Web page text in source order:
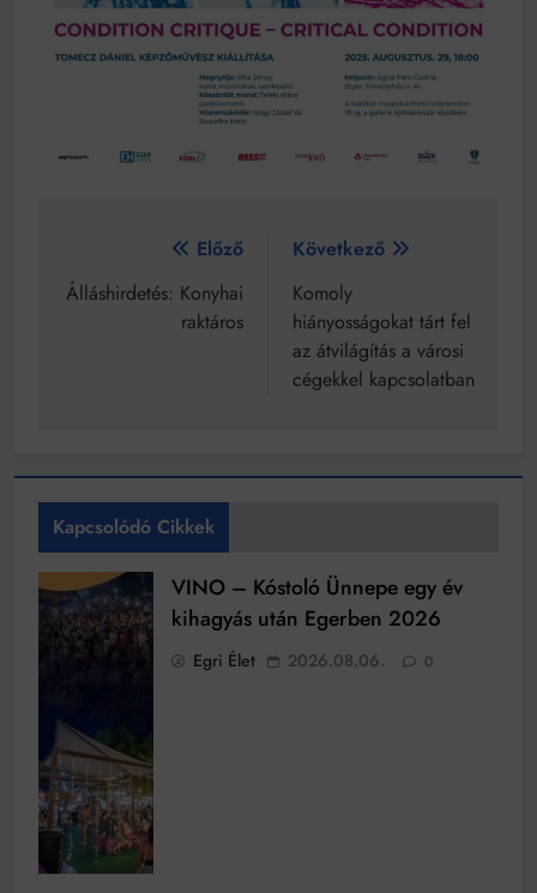
Bejegyzés
navigáció
Előző
Álláshirdetés: Konyhai
raktáros
Következő
Komoly
hiányosságokat tárt fel
az átvilágítás a városi
cégekkel kapcsolatban
Kapcsolódó Cikkek
VINO – Kóstoló Ünnepe egy év
kihagyás után Egerben 2026
Egri Élet 2026.08.06. 0